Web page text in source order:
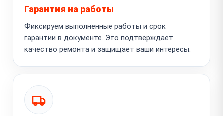
Гарантия на работы
Фиксируем выполненные работы и срок
гарантии в документе. Это подтверждает
качество ремонта и защищает ваши интересы.